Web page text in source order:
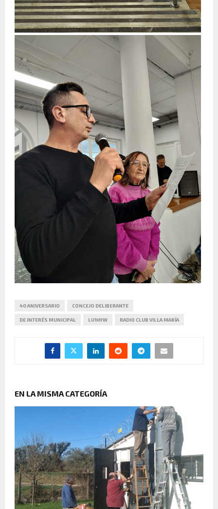
40 ANIVERSARIO CONCEJO DELIBERANTE
DE INTERÉS MUNICIPAL LU1HYW RADIO CLUB VILLA MARÍA
EN LA MISMA CATEGORÍA